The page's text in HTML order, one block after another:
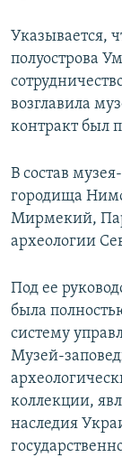
Указывается,
полуострова
возглавила
контракт был
В состав
городища
Мирмекий,
археологии
Под ее
была
систему
Музей-
коллекции,
наследия